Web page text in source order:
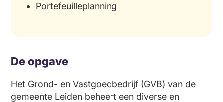
Portefeuilleplanning
De opgave
Het Grond- en Vastgoedbedrijf (GVB) van de
gemeente Leiden beheert een diverse en